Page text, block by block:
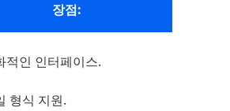
장점:
적인 인터페이스.
형식 지원.